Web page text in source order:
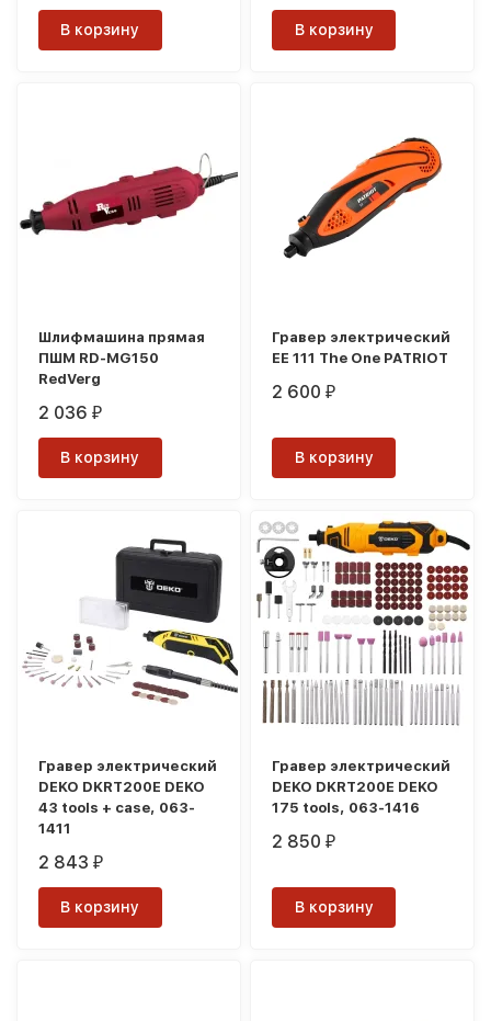
В корзину В корзину
Шлифмашина прямая
ПШМ RD-MG150
RedVerg
2 036₽
В корзину
Гравер электрический
EE 111 The One PATRIOT
2 600₽
В корзину
Гравер электрический
DEKO DKRT200E DEKO
43 tools + case, 063-
1411
2 843₽
В корзину
Гравер электрический
DEKO DKRT200E DEKO
175 tools, 063-1416
2 850₽
В корзину